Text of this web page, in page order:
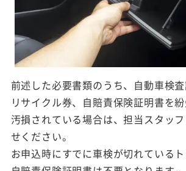
前述した必要書類のうち、自動車検
リサイクル券、自賠責保険証明書を
汚損されている場合は、担当スタッ
せください。
お申込時にすでに車検が切れているト